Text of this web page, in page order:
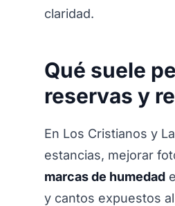
claridad.
Qué suele
reservas y
En Los Cristianos y
estancias, mejorar
marcas de humedad
y cantos expuestos